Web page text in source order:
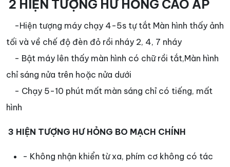
2 HIỆN TƯỢNG HƯ HỎNG CAO ÁP
-Hiện tượng máy chạy 4-5s tự tắt Màn hình thấy ảnh
tối và về chế độ đèn đỏ rồi nháy 2, 4, 7 nháy
- Bật máy lên thấy màn hình có chữ rồi tắt,Màn hình
chỉ sáng nửa trên hoặc nửa dưới
- Chạy 5-10 phút mất màn sáng chỉ có tiếng, mất
hình
3 HIỆN TƯỢNG HƯ HỎNG BO MẠCH CHÍNH
- Không nhận khiển từ xa, phím cơ không có tác